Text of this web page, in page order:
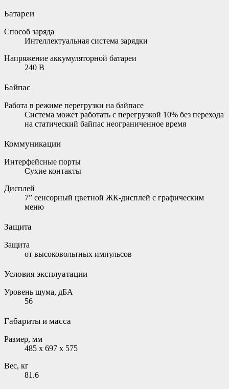
Батареи
Способ заряда
Интеллектуальная система зарядки
Напряжение аккумуляторной батареи
240 В
Байпас
Работа в режиме перегрузки на байпасе
Система может работать с перегрузкой 10% без перехода
на статический байпас неограниченное время
Коммуникации
Интерфейсные порты
Сухие контакты
Дисплей
7” сенсорный цветной ЖК-дисплей с графическим
меню
Защита
Защита
от высоковольтных импульсов
Условия эксплуатации
Уровень шума, дБА
56
Габариты и масса
Размер, мм
485 x 697 x 575
Вес, кг
81.6